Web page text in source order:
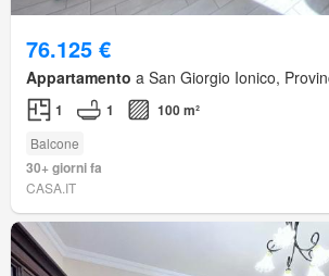
76.125 €
Appartamento a San Giorgio Ionico,
1 1 100 m²
Balcone
30+ giorni fa
CASA.IT